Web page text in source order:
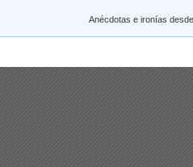
Anécdotas e ironías